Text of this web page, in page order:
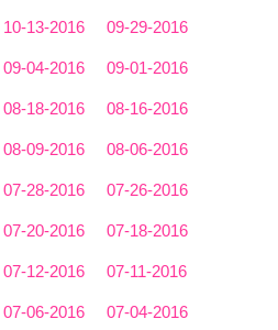
10-13-2016 09-29-2016
09-04-2016 09-01-2016
08-18-2016 08-16-2016
08-09-2016 08-06-2016
07-28-2016 07-26-2016
07-20-2016 07-18-2016
07-12-2016 07-11-2016
07-06-2016 07-04-2016